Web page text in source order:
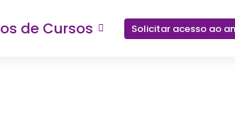
de Cursos Solicitar acesso ao